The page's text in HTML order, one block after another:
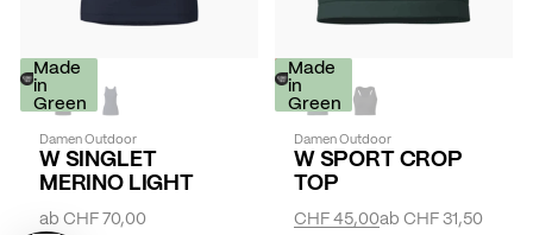
Made
in
Green
Damen Outdoor
W SINGLET
MERINO LIGHT
abCHF 70,00
-
30%
Made
in
Green
Damen Outdoor
W SPORT CROP
TOP
abCHF 31,50
CHF 45,00